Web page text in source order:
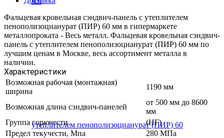
Фальцевая кровельная сэндвич-панель с утеплителем
пенополизоцианурат (ПИР) 60 мм в гипермаркете
металлопроката - Весь металл. Фальцевая кровельная сэндвич-
панель с утеплителем пенополизоцианурат (ПИР) 60 мм по
лучшим ценам в Москве, весь ассортимент металла в
наличии.
Характеристики
Возможная рабочая (монтажная)
ширина
1190 мм
Возможная длина сэндвич-панелей
от 500 мм до 8600
мм
Группа горючести
(НГ)
Предел текучести, Мпа
280 МПа